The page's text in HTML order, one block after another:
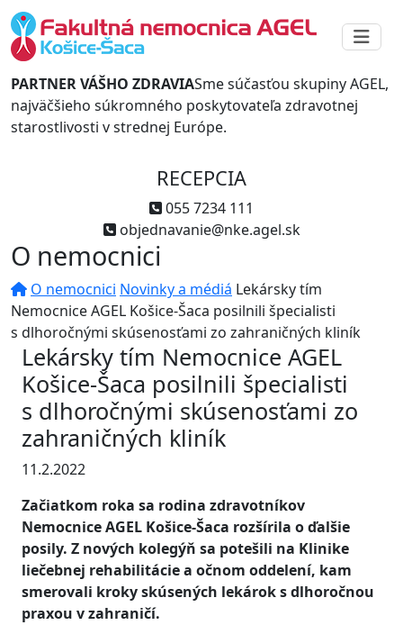
PARTNER VÁŠHO ZDRAVIASme súčasťou skupiny AGEL,
najväčšieho súkromného poskytovateľa zdravotnej
starostlivosti v strednej Európe.
RECEPCIA
055 7234 111
objednavanie@nke.agel.sk
O nemocnici
O nemocnici Novinky a médiá Lekársky tím
Nemocnice AGEL Košice-Šaca posilnili špecialisti
s dlhoročnými skúsenosťami zo zahraničných kliník
Lekársky tím Nemocnice AGEL
Košice-Šaca posilnili špecialisti
s dlhoročnými skúsenosťami zo
zahraničných kliník
11.2.2022
Začiatkom roka sa rodina zdravotníkov
Nemocnice AGEL Košice-Šaca rozšírila o ďalšie
posily. Z nových kolegýň sa potešili na Klinike
liečebnej rehabilitácie a očnom oddelení, kam
smerovali kroky skúsených lekárok s dlhoročnou
praxou v zahraničí.